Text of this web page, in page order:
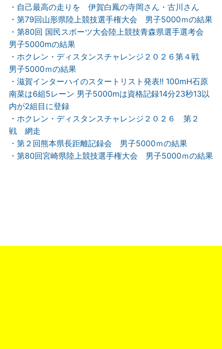
・自己最高の走りを 伊賀白鳳の寺岡さん・古川さん
・第79回山形県陸上競技選手権大会 男子5000ｍの結果
・第80回 国民スポーツ大会陸上競技青森県選手選考会
男子5000mの結果
・ホクレン・ディスタンスチャレンジ２０２６第４戦
男子5000ｍの結果
・滋賀インターハイのスタートリスト発表!! 100mH石原
南菜は6組5レーン 男子5000mは資格記録14分23秒13以
内が2組目に登録
・ホクレン・ディスタンスチャレンジ２０２６ 第２
戦 網走
・第２回熊本県長距離記録会 男子5000ｍの結果
・第80回宮崎県陸上競技選手権大会 男子5000ｍの結果